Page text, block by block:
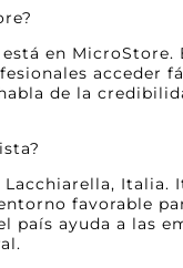
está en
acceder
de la
Lacchiarella,
favorable
país ayuda a las